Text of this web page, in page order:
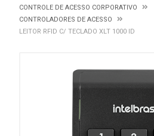
CONTROLE DE ACESSO CORPORATIVO
CONTROLADORES DE ACESSO
LEITOR RFID C/ TECLADO XLT 1000 ID